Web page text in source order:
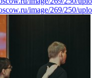
image/269/250/